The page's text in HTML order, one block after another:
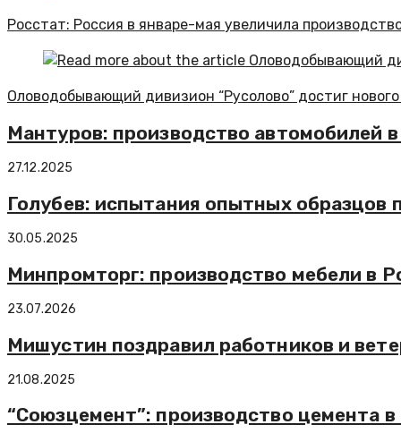
Росстат: Россия в январе-мая увеличила
Оловодобывающий дивизион “Русолово” достиг
Мантуров: производство автомобилей
27.12.2025
Голубев: испытания опытных образцов
30.05.2025
Минпромторг: производство мебели в
23.07.2026
Мишустин поздравил работников и
21.08.2025
“Союзцемент”: производство цемента